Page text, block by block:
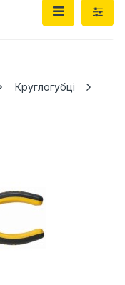
Круглогубці